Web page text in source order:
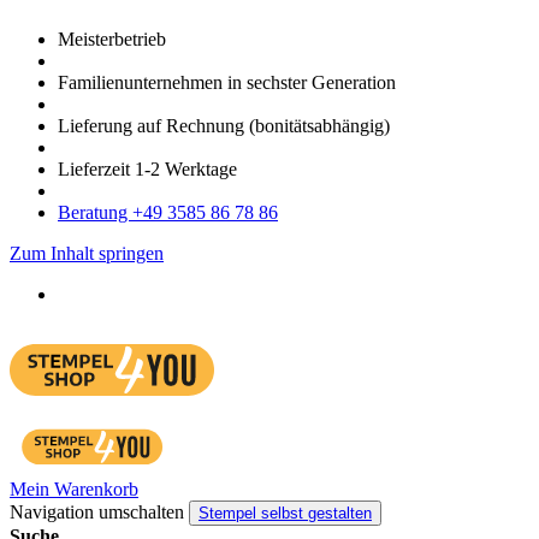
Meister­betrieb
Familien­unter­nehmen in sechster Gene­ration
Lieferung auf Rech­nung (bonitätsabhängig)
Liefer­zeit 1-2 Werk­tage
Bera­tung +49 3585 86 78 86
Zum Inhalt springen
Mein Warenkorb
Navigation umschalten
Stempel selbst gestalten